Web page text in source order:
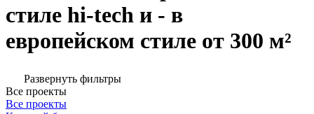
стиле hi-tech и - в
европейском стиле от 300 м²
Развернуть фильтры
Все проекты
Все проекты